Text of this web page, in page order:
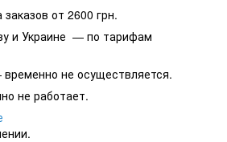
от 2600 грн.
и Украине — по тарифам
не осуществляется.
не работает.